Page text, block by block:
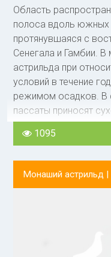
устраивают в
ни¬когда не
материалом служат
растительные
опустевших гнездах
Область
полоса вдоль южных
протянувшаяся с
Сенегала и Гамбии. В
астрильда при
условий в течение
режимом осадков. В
пассаты приносят
Устанавливается
суточными
пыль и песок. Днем
поднимается до
1095
Монаший астрильд |